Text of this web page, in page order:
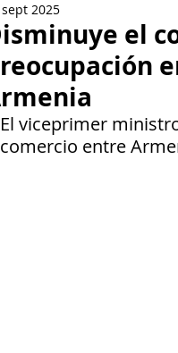
el
2025
El viceprimer
comercio entre